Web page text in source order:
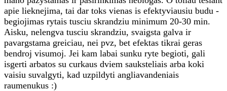
apie lieknejima, tai dar toks vienas is efektyviausiu budu -
begiojimas rytais tusciu skrandziu minimum 20-30 min.
Aisku, nelengva tusciu skrandziu, svaigsta galva ir
pavargstama greiciau, nei pvz, bet efektas tikrai geras
bendroj visumoj. Jei kam labai sunku ryte begioti, gali
isgerti arbatos su curkaus dviem sauksteliais arba koki
vaisiu suvalgyti, kad uzpildyti angliavandeniais
raumenukus :)